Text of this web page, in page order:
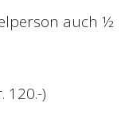
auch ½
120.-)